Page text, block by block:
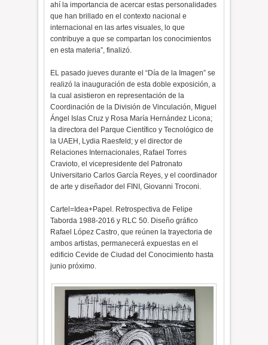
ahí la importancia de acercar estas personalidades
que han brillado en el contexto nacional e
internacional en las artes visuales, lo que
contribuye a que se compartan los conocimientos
en esta materia”, finalizó.
EL pasado jueves durante el “Día de la Imagen” se
realizó la inauguración de esta doble exposición, a
la cual asistieron en representación de la
Coordinación de la División de Vinculación, Miguel
Ángel Islas Cruz y Rosa María Hernández Licona;
la directora del Parque Científico y Tecnológico de
la UAEH, Lydia Raesfeld; y el director de
Relaciones Internacionales, Rafael Torres
Cravioto, el vicepresidente del Patronato
Universitario Carlos García Reyes, y el coordinador
de arte y diseñador del FINI, Giovanni Troconi.
Cartel=Idea+Papel. Retrospectiva de Felipe
Taborda 1988-2016 y RLC 50. Diseño gráfico
Rafael López Castro, que reúnen la trayectoria de
ambos artistas, permanecerá expuestas en el
edificio Cevide de Ciudad del Conocimiento hasta
junio próximo.